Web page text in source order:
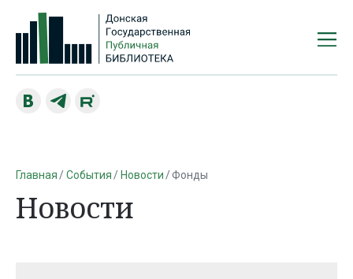
Главная События Новости Фонды
Новости